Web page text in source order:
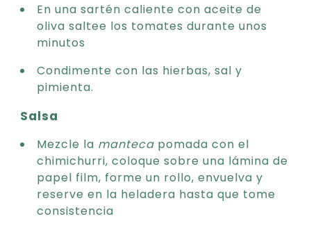
En una sartén caliente con aceite de
oliva saltee los tomates durante unos
minutos
Condimente con las hierbas, sal y
pimienta.
Salsa
Mezcle la manteca pomada con el
chimichurri, coloque sobre una lámina de
papel film, forme un rollo, envuelva y
reserve en la heladera hasta que tome
consistencia